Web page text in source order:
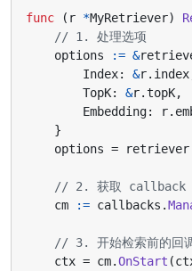
func ( r *MyRetriever)
// 1. 处理选项
options
:= &
Index: &r. index
TopK: &r.topK,
Embedding: r.
}
options = retriever
// 2. 获取 callback
cm
:= callbacks .
// 3. 开始检索前的回
ctx = cm.OnStart (